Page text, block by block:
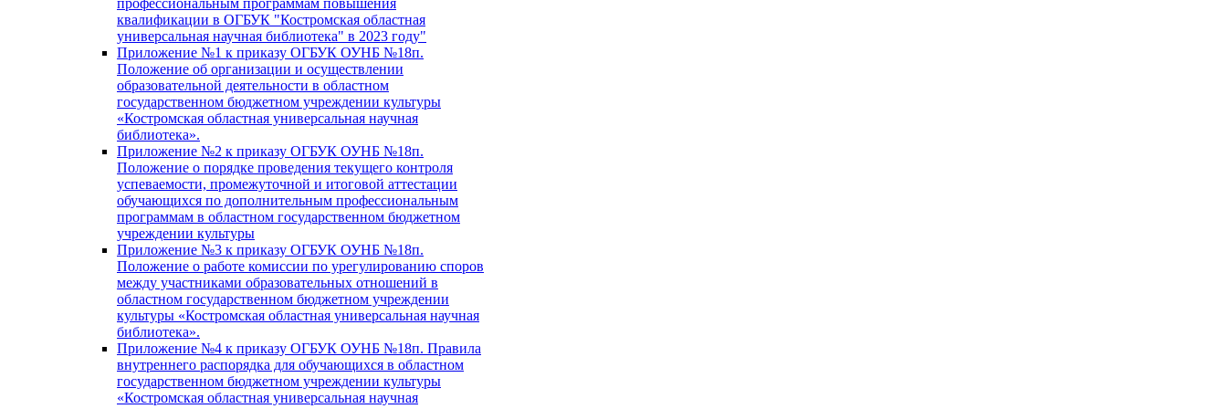
квалификации в ОГБУК "Костромская областная
универсальная научная библиотека" в 2023 году"
Приложение №1 к приказу ОГБУК ОУНБ №18п.
Положение об организации и осуществлении
образовательной деятельности в областном
государственном бюджетном учреждении культуры
«Костромская областная универсальная научная
библиотека».
Приложение №2 к приказу ОГБУК ОУНБ №18п.
Положение о порядке проведения текущего контроля
успеваемости, промежуточной и итоговой аттестации
обучающихся по дополнительным профессиональным
программам в областном государственном бюджетном
учреждении культуры
Приложение №3 к приказу ОГБУК ОУНБ №18п.
Положение о работе комиссии по урегулированию споров
между участниками образовательных отношений в
областном государственном бюджетном учреждении
культуры «Костромская областная универсальная научная
библиотека».
Приложение №4 к приказу ОГБУК ОУНБ №18п. Правила
внутреннего распорядка для обучающихся в областном
государственном бюджетном учреждении культуры
«Костромская областная универсальная научная